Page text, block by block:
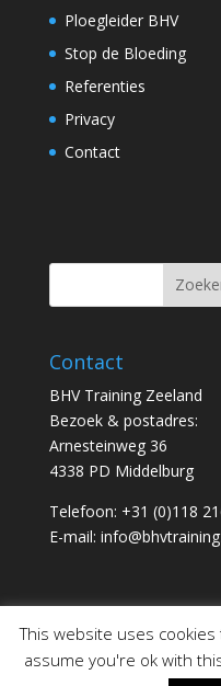
Ploegleider BHV
Stop de Bloeding
Referenties
Privacy
Contact
Contact
BHV Training Zeeland
Bezoek & postadres:
Arnesteinweg 36
4338 PD Middelburg
Telefoon: +31 (0)118
E-mail:
BHV | AED |
This website uses
assume you're ok with